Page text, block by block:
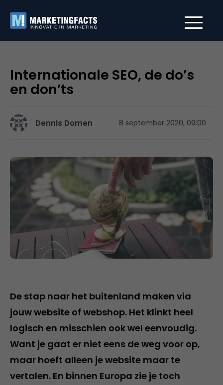
Internationale SEO, de do’s
en don’ts
Dennis Domen 8 september 2020, 09:00
De stap naar het buitenland maken via
jouw website of webshop. Het klinkt heel
logisch en misschien ook wel eenvoudig.
Want je gaat er niet eens de weg voor op,
maar hoeft alleen je website maar te
vertalen. En binnen Europa zie je toch